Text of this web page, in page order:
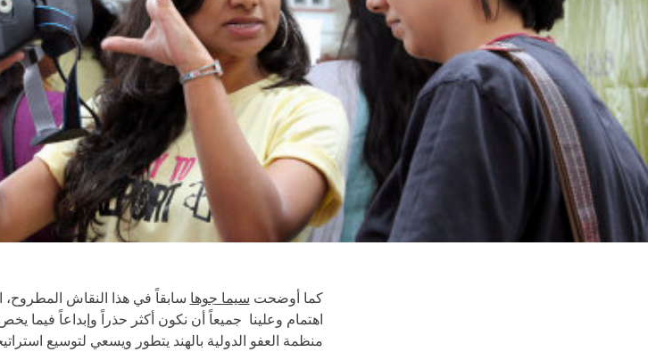
كما أوضحت سيما جوها سابقاً في هذا النقاش
اهتمام وعلينا جميعاً أن نكون أكثر حذراً وإبداعاً فيما
منظمة العفو الدولية بالهند يتطور ويسعي لتوسيع